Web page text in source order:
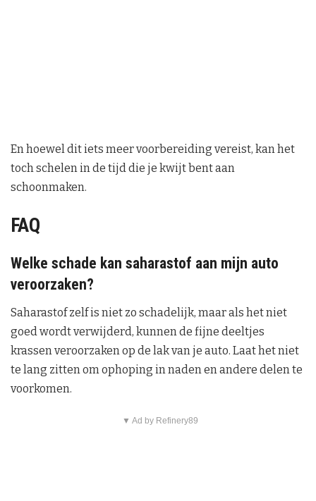
En hoewel dit iets meer voorbereiding vereist, kan het
toch schelen in de tijd die je kwijt bent aan
schoonmaken.
FAQ
Welke schade kan saharastof aan mijn auto
veroorzaken?
Saharastof zelf is niet zo schadelijk, maar als het niet
goed wordt verwijderd, kunnen de fijne deeltjes
krassen veroorzaken op de lak van je auto. Laat het niet
te lang zitten om ophoping in naden en andere delen te
voorkomen.
▼ Ad by Refinery89